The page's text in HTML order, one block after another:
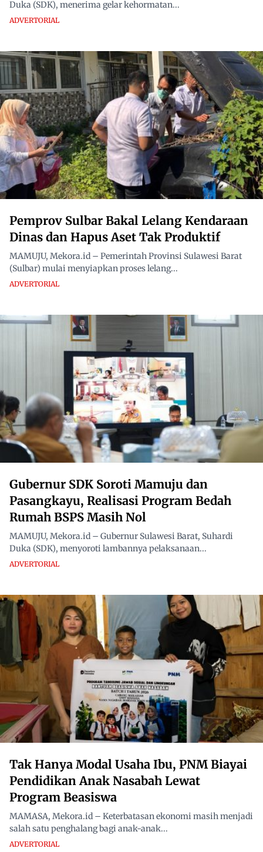
Duka (SDK), menerima gelar kehormatan...
ADVERTORIAL
Pemprov Sulbar Bakal Lelang Kendaraan
Dinas dan Hapus Aset Tak Produktif
MAMUJU, Mekora.id – Pemerintah Provinsi Sulawesi Barat
(Sulbar) mulai menyiapkan proses lelang...
ADVERTORIAL
Gubernur SDK Soroti Mamuju dan
Pasangkayu, Realisasi Program Bedah
Rumah BSPS Masih Nol
MAMUJU, Mekora.id – Gubernur Sulawesi Barat, Suhardi
Duka (SDK), menyoroti lambannya pelaksanaan...
ADVERTORIAL
Tak Hanya Modal Usaha Ibu, PNM Biayai
Pendidikan Anak Nasabah Lewat
Program Beasiswa
MAMASA, Mekora.id – Keterbatasan ekonomi masih menjadi
salah satu penghalang bagi anak-anak...
ADVERTORIAL